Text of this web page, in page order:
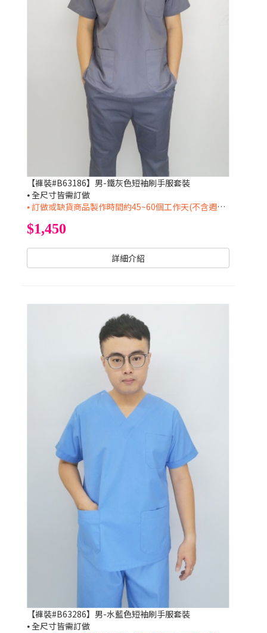
【褲裝#B63186】男-鐵灰色短袖刷手服套裝
⦁ 全尺寸皆需訂做
⦁ 訂做或缺貨商品製作時間約45~60個工作天(不含週六日及國定假日)
$1,450
詳細介紹
【褲裝#B63286】男-水藍色短袖刷手服套裝
⦁ 全尺寸皆需訂做